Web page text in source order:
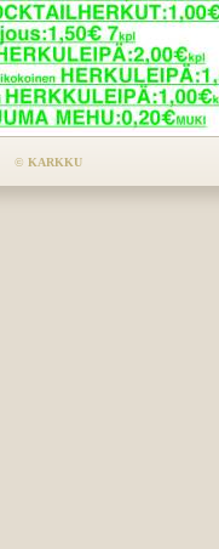
© KARKKU